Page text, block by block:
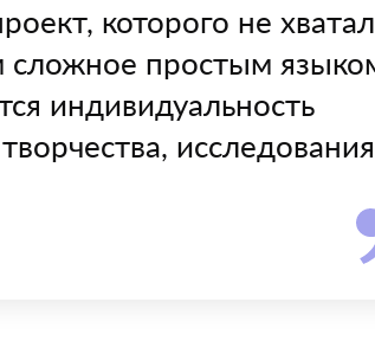
которого не
простым
индивидуальность